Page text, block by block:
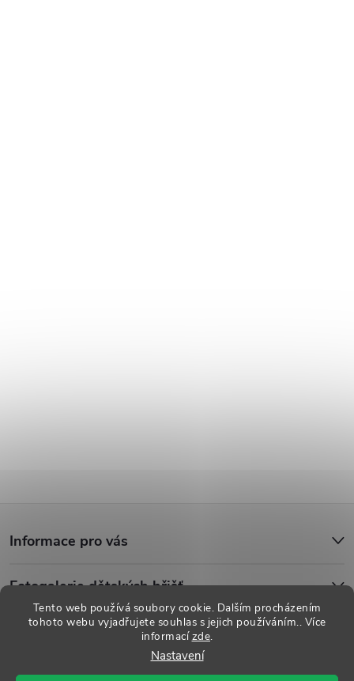
Tento web používá soubory cookie. Dalším procházením
tohoto webu vyjadřujete souhlas s jejich používáním.. Více
informacízde.
Nastavení
p
Informace pro vás
Fotogalerie dětských hřišť
Dětská hřiště . Všechna práva vyhrazena.
nastavení cookies